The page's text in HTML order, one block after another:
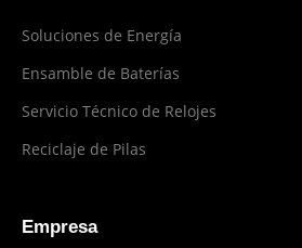
Soluciones de Energía
Ensamble de Baterías
Servicio Técnico de Relojes
Reciclaje de Pilas
Empresa